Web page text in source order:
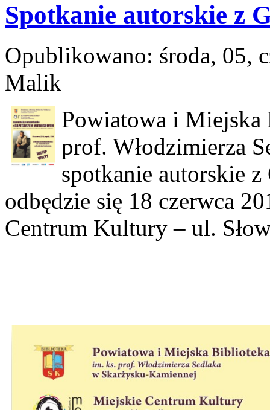
Spotkanie autorskie z
Opublikowano: środa, 05,
Malik
Powiatowa i
prof. Włodzimierza
spotkanie autorskie
odbędzie się 18 czerwca
Centrum Kultury – ul.